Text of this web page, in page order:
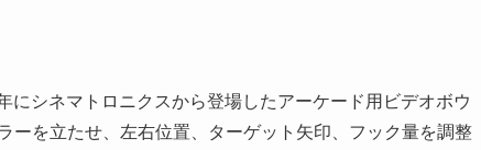
にシネマトロニクスから登場したアーケード用ビデオボウ
ーを立たせ、左右位置、ターゲット矢印、フック量を調整